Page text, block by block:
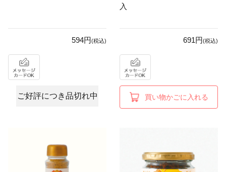
594円(税込)
ご好評につき品切れ中
入
691円(税込)
買い物かごに入れる